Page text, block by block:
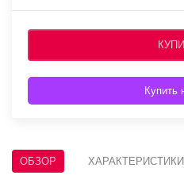
Купить
ОБЗОР ХАРАКТЕРИСТИКИ